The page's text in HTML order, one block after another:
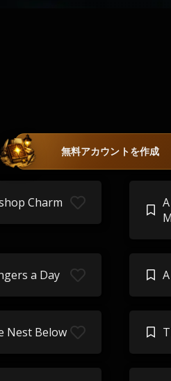
無料アカウントを作成
Charm
a Day
Nest Below